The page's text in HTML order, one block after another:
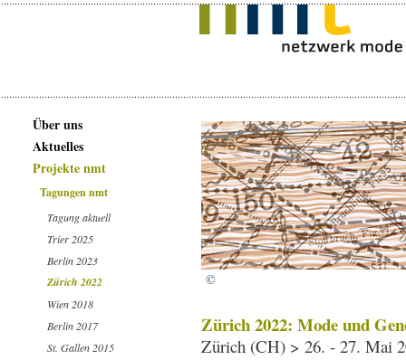
©
Zürich 2022: Mode und
Zürich (CH) > 26. - 27. Mai
Über uns
Aktuelles
Projekte nmt
Tagungen nmt
Tagung aktuell
Trier 2025
Berlin 2023
Zürich 2022
Wien 2018
Berlin 2017
St. Gallen 2015